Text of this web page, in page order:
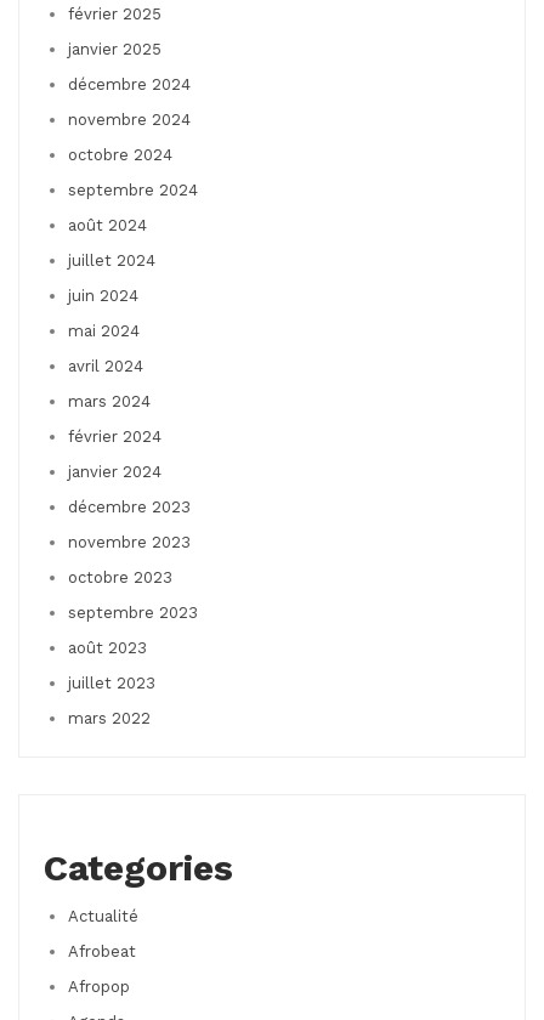
février 2025
janvier 2025
décembre 2024
novembre 2024
octobre 2024
septembre 2024
août 2024
juillet 2024
juin 2024
mai 2024
avril 2024
mars 2024
février 2024
janvier 2024
décembre 2023
novembre 2023
octobre 2023
septembre 2023
août 2023
juillet 2023
mars 2022
Categories
Actualité
Afrobeat
Afropop